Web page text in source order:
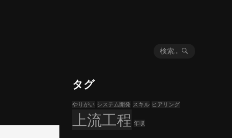
検索...
タグ
やりがい システム開発 スキル ヒアリング
上流工程 年収